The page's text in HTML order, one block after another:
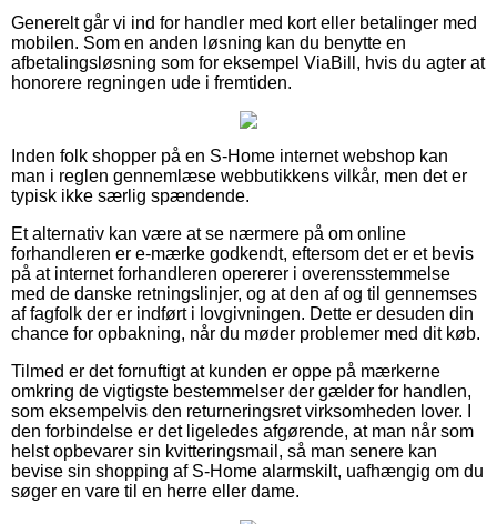
Generelt går vi ind for handler med kort eller betalinger med
mobilen. Som en anden løsning kan du benytte en
afbetalingsløsning som for eksempel ViaBill, hvis du agter at
honorere regningen ude i fremtiden.
Inden folk shopper på en S-Home internet webshop kan
man i reglen gennemlæse webbutikkens vilkår, men det er
typisk ikke særlig spændende.
Et alternativ kan være at se nærmere på om online
forhandleren er e-mærke godkendt, eftersom det er et bevis
på at internet forhandleren opererer i overensstemmelse
med de danske retningslinjer, og at den af og til gennemses
af fagfolk der er indført i lovgivningen. Dette er desuden din
chance for opbakning, når du møder problemer med dit køb.
Tilmed er det fornuftigt at kunden er oppe på mærkerne
omkring de vigtigste bestemmelser der gælder for handlen,
som eksempelvis den returneringsret virksomheden lover. I
den forbindelse er det ligeledes afgørende, at man når som
helst opbevarer sin kvitteringsmail, så man senere kan
bevise sin shopping af S-Home alarmskilt, uafhængig om du
søger en vare til en herre eller dame.